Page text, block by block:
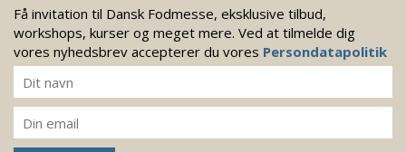
Få invitation til Dansk Fodmesse, eksklusive tilbud,
workshops, kurser og meget mere. Ved at tilmelde dig
vores nyhedsbrev accepterer du vores Persondatapolitik